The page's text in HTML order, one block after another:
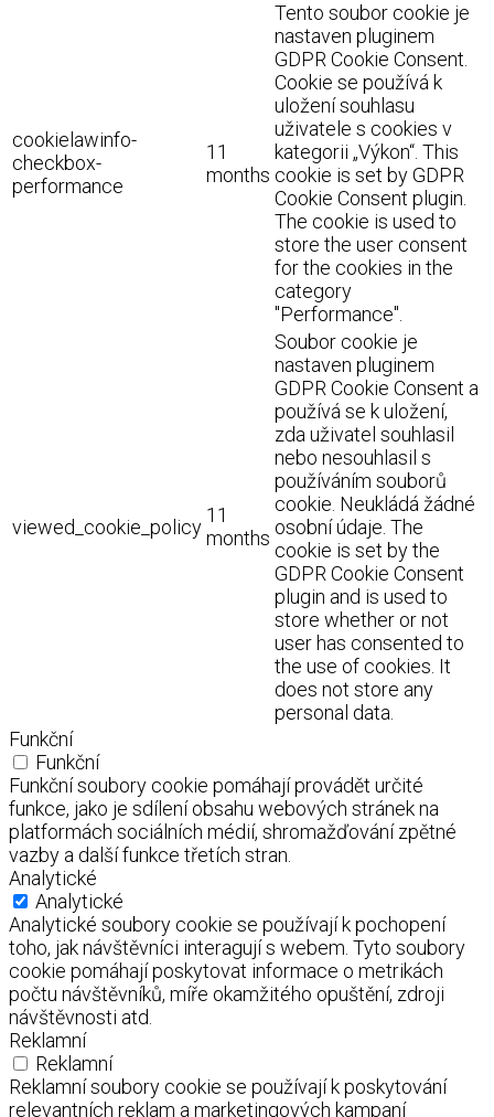
cookielawinfo-
checkbox-
performance
11
months
Tento soubor cookie je
nastaven pluginem
GDPR Cookie Consent.
Cookie se používá k
uložení souhlasu
uživatele s cookies v
kategorii „Výkon“. This
cookie is set by GDPR
Cookie Consent plugin.
The cookie is used to
store the user consent
for the cookies in the
category
"Performance".
viewed_cookie_policy
11
months
Soubor cookie je
nastaven pluginem
GDPR Cookie Consent a
používá se k uložení,
zda uživatel souhlasil
nebo nesouhlasil s
používáním souborů
cookie. Neukládá žádné
osobní údaje. The
cookie is set by the
GDPR Cookie Consent
plugin and is used to
store whether or not
user has consented to
the use of cookies. It
does not store any
personal data.
Funkční
Funkční
Funkční soubory cookie pomáhají provádět určité
funkce, jako je sdílení obsahu webových stránek na
platformách sociálních médií, shromažďování zpětné
vazby a další funkce třetích stran.
Analytické
Analytické
Analytické soubory cookie se používají k pochopení
toho, jak návštěvníci interagují s webem. Tyto soubory
cookie pomáhají poskytovat informace o metrikách
počtu návštěvníků, míře okamžitého opuštění, zdroji
návštěvnosti atd.
Reklamní
Reklamní
Reklamní soubory cookie se používají k poskytování
relevantních reklam a marketingových kampaní